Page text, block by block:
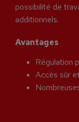
possibilité de
additionnels.
Avantages
Régulation
Accès sûr